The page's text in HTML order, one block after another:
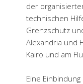
der
technischen
Grenzschutz
Alexandria und
Kairo und am
Eine